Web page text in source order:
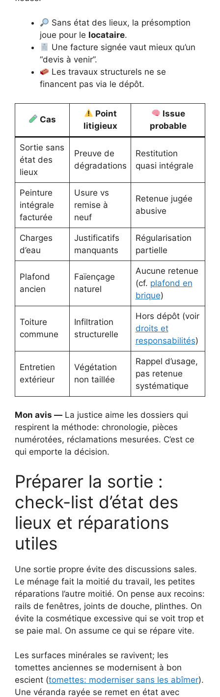
Sans état des lieux, la présomption
joue pour le locataire.
Une facture signée vaut mieux qu’un
“devis à venir”.
Les travaux structurels ne se
financent pas via le dépôt.
Cas
Point
litigieux
Issue
probable
Sortie sans
état des
lieux
Preuve de
dégradations
Restitution
quasi intégrale
Peinture
intégrale
facturée
Usure vs
remise à
neuf
Retenue jugée
abusive
Charges
d’eau
Justificatifs
manquants
Régularisation
partielle
Plafond
ancien
Faïençage
naturel
Aucune retenue
(cf. plafond en
brique)
Toiture
commune
Infiltration
structurelle
Hors dépôt (voir
droits et
responsabilités)
Entretien
extérieur
Végétation
non taillée
Rappel d’usage,
pas retenue
systématique
Mon avis — La justice aime les dossiers qui
respirent la méthode: chronologie, pièces
numérotées, réclamations mesurées. C’est ce
qui emporte la décision.
Préparer la sortie :
check-list d’état des
lieux et réparations
utiles
Une sortie propre évite des discussions sales.
Le ménage fait la moitié du travail, les petites
réparations l’autre moitié. On pense aux recoins:
rails de fenêtres, joints de douche, plinthes. On
évite la cosmétique excessive qui se voit trop et
se paie mal. On assume ce qui se répare vite.
Les surfaces minérales se ravivent; les
tomettes anciennes se modernisent à bon
escient (tomettes: moderniser sans les abîmer).
Une véranda rayée se remet en état avec